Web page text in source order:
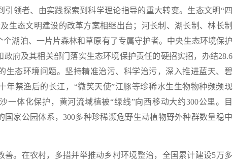
引领者、由实践探索到科学理论指导的重大转变。生态文明“四
生态文明建设的改革方案相继出台；河长制、湖长制、林长制
湖泊、一片片森林和草原有了专属守护者。中央生态环境保护
政府及其相关部门落实生态环境保护责任的硬招实招，办结28.6
生态环境问题。坚持精准治污、科学治污，深入推进蓝天、碧
年禁渔后的长江，“微笑天使”江豚等珍稀水生生物物种频频现
一体化保护，黄河流域植被“绿线”向西移动大约300公里。目
国家公园体系，300多种珍稀濒危野生动植物野外种群数量稳中
。在农村，多措并举推动乡村环境整治，全国累计建设5万多